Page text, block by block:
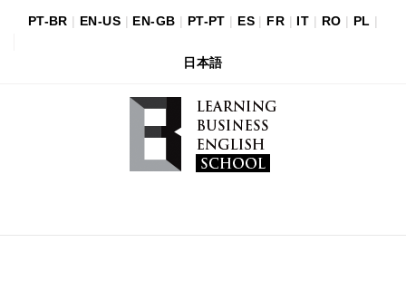
PT-BR | EN-US | EN-GB | PT-PT | ES | FR | IT | RO | PL |
日本語